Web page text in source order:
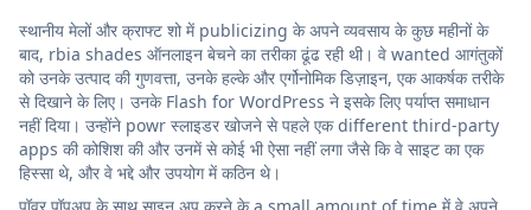
स्थानीय मेलों और क्राफ्ट शो में publicizing के अपने व्यवसाय के कुछ महीनों के
बाद, rbia shades ऑनलाइन बेचने का तरीका ढूंढ रही थी। वे wanted आगंतुकों
को उनके उत्पाद की गुणवत्ता, उनके हल्के और एर्गोनोमिक डिज़ाइन, एक आकर्षक तरीके
से दिखाने के लिए। उनके Flash for WordPress ने इसके लिए पर्याप्त समाधान
नहीं दिया। उन्होंने powr स्लाइडर खोजने से पहले एक different third-party
apps की कोशिश की और उनमें से कोई भी ऐसा नहीं लगा जैसे कि वे साइट का एक
हिस्सा थे, और वे भद्दे और उपयोग में कठिन थे।
पॉवर पॉपअप के साथ साइन अप करने के a small amount of time में वे अपने